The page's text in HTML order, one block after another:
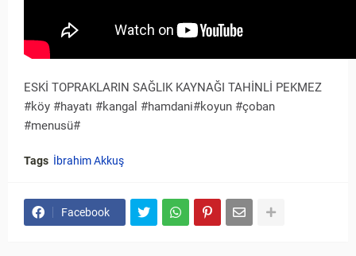
ESKİ TOPRAKLARIN SAĞLIK KAYNAĞI TAHİNLİ PEKMEZ
#köy #hayatı #kangal #hamdani#koyun #çoban
#menusü#
Tags İbrahim Akkuş
Facebook